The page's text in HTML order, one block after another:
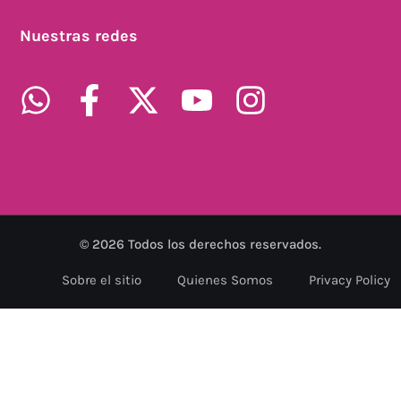
Nuestras redes
© 2026 Todos los derechos reservados.
Sobre el sitio Quienes Somos Privacy Policy